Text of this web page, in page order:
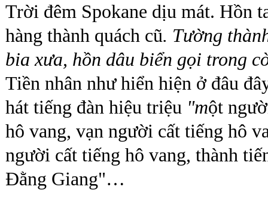
Trời đêm Spokane dịu mát. Hồn
hàng thành quách cũ. Tường
bia xưa, hồn dâu biển gọi trong
Tiền nhân như hiển hiện ở đâu
hát tiếng đàn hiệu triệu "một
hô vang, vạn người cất tiếng hô
người cất tiếng hô vang, thành
Đằng Giang"…